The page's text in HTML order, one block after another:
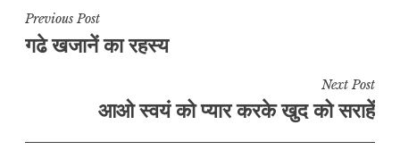
Post
navigation
Previous Post
गढे खजानें का रहस्य
Next Post
आओ स्वयं को प्यार करके खुद को सराहें